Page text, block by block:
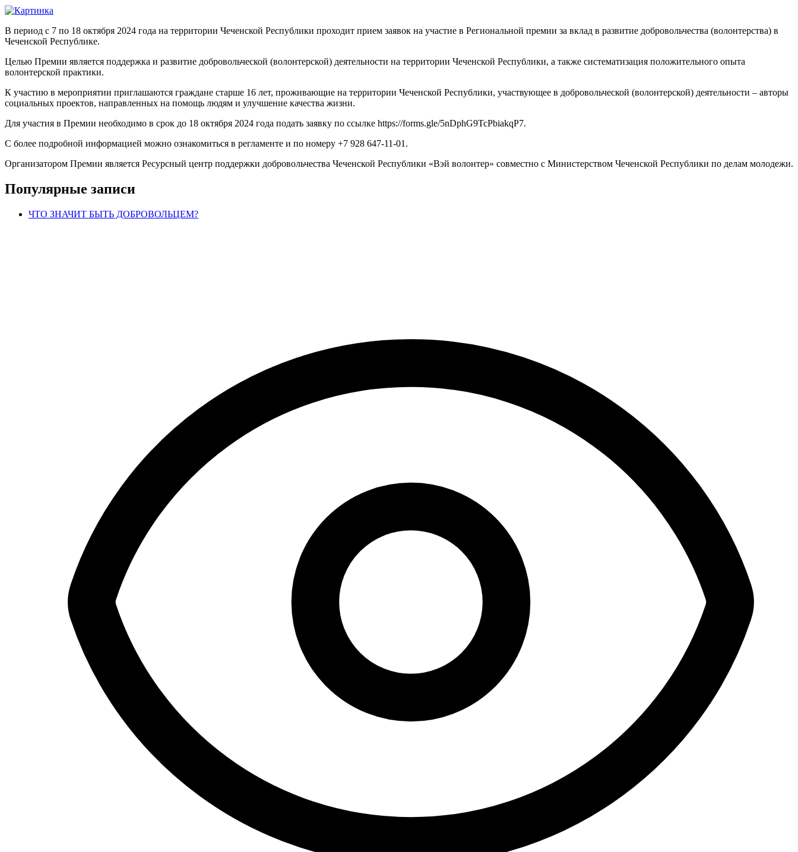
В период с 7 по 18 октября 2024 года на территории Чеченской Республики проходит прием заявок на участие в Региональной премии за вклад в развитие добровольчества (волонтерства) в
Чеченской Республике.
Целью Премии является поддержка и развитие добровольческой (волонтерской) деятельности на территории Чеченской Республики, а также систематизация положительного опыта
волонтерской практики.
К участию в мероприятии приглашаются граждане старше 16 лет, проживающие на территории Чеченской Республики, участвующее в добровольческой (волонтерской) деятельности – авторы
социальных проектов, направленных на помощь людям и улучшение качества жизни.
Для участия в Премии необходимо в срок до 18 октября 2024 года подать заявку по ссылке https://forms.gle/5nDphG9TcPbiakqP7.
С более подробной информацией можно ознакомиться в регламенте и по номеру +7 928 647-11-01.
Организатором Премии является Ресурсный центр поддержки добровольчества Чеченской Республики «Вэй волонтер» совместно с Министерством Чеченской Республики по делам молодежи.
Популярные записи
ЧТО ЗНАЧИТ БЫТЬ ДОБРОВОЛЬЦЕМ?